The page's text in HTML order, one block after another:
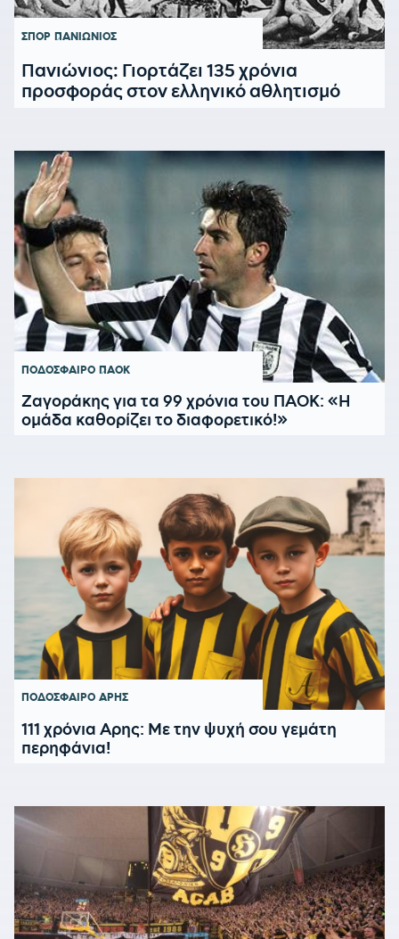
ΣΠΟΡ ΠΑΝΙΩΝΙΟΣ
Πανιώνιος: Γιορτάζει 135 χρόνια
προσφοράς στον ελληνικό αθλητισμό
ΠΟΔΟΣΦΑΙΡΟ ΠΑΟΚ
Ζαγοράκης για τα 99 χρόνια του ΠΑΟΚ: «Η
ομάδα καθορίζει το διαφορετικό!»
ΠΟΔΟΣΦΑΙΡΟ ΑΡΗΣ
111 χρόνια Αρης: Με την ψυχή σου γεμάτη
περηφάνια!